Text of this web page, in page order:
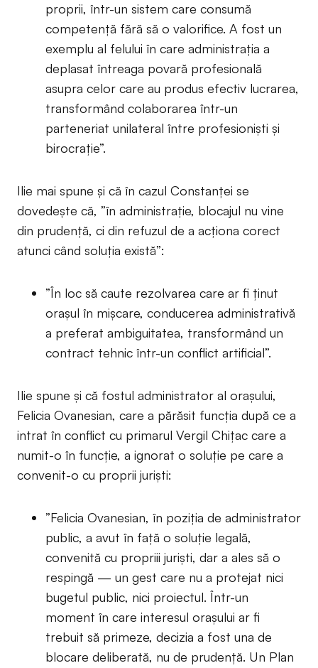
proprii, într-un sistem care consumă
competență fără să o valorifice. A fost un
exemplu al felului în care administrația a
deplasat întreaga povară profesională
asupra celor care au produs efectiv lucrarea,
transformând colaborarea într-un
parteneriat unilateral între profesioniști și
birocrație”.
Ilie mai spune și că în cazul Constanței se
dovedește că, ”în administrație, blocajul nu vine
din prudență, ci din refuzul de a acționa corect
atunci când soluția există”:
”În loc să caute rezolvarea care ar fi ținut
orașul în mișcare, conducerea administrativă
a preferat ambiguitatea, transformând un
contract tehnic într-un conflict artificial”.
Ilie spune și că fostul administrator al orașului,
Felicia Ovanesian, care a părăsit funcția după ce a
intrat în conflict cu primarul Vergil Chițac care a
numit-o în funcție, a ignorat o soluție pe care a
convenit-o cu proprii juriști:
”Felicia Ovanesian, în poziția de administrator
public, a avut în față o soluție legală,
convenită cu propriii juriști, dar a ales să o
respingă — un gest care nu a protejat nici
bugetul public, nici proiectul. Într-un
moment în care interesul orașului ar fi
trebuit să primeze, decizia a fost una de
blocare deliberată, nu de prudență. Un Plan